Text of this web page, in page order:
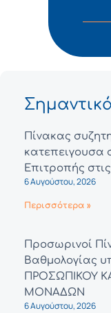
Πίνακας
κατεπειγουσα
Επιτροπής
6 Αυγούστου, 2026
Περισσότερα »
Προσωρινοί
Βαθμολογίας
ΠΡΟΣΩΠΙΚΟΥ
ΜΟΝΑΔΩΝ
6 Αυγούστου, 2026